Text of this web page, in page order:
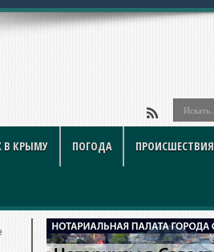
В КРЫМУ ПОГОДА ПРОИСШЕСТВИЯ